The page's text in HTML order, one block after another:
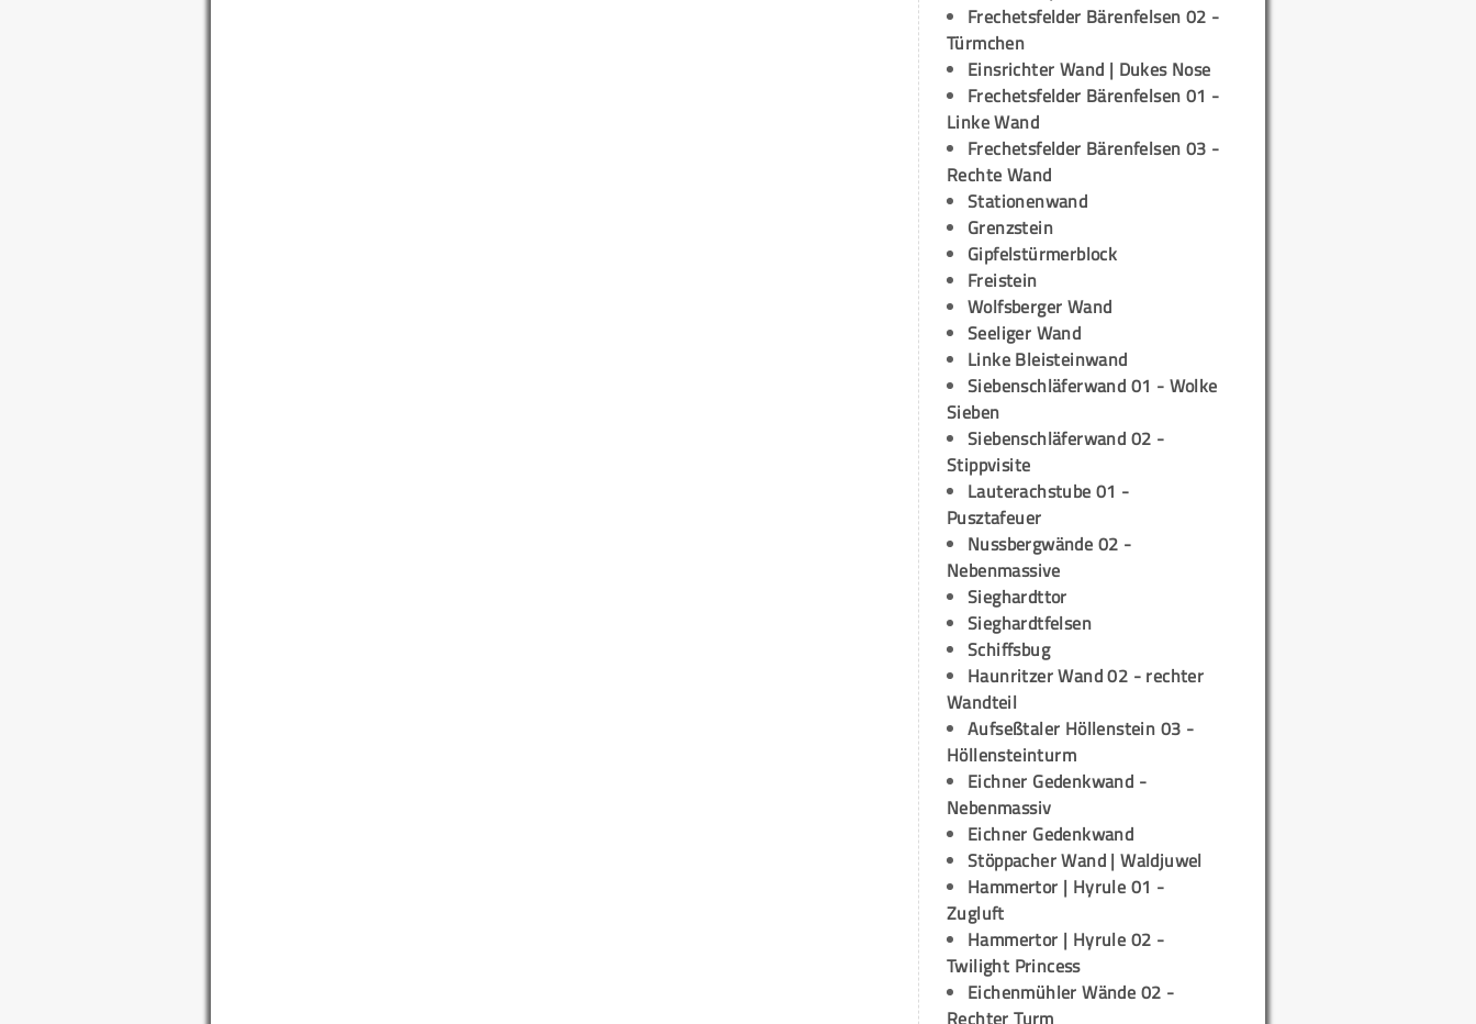
Frechetsfelder Bärenfelsen 02 -
Türmchen
Einsrichter Wand | Dukes Nose
Frechetsfelder Bärenfelsen 01 -
Linke Wand
Frechetsfelder Bärenfelsen 03 -
Rechte Wand
Stationenwand
Grenzstein
Gipfelstürmerblock
Freistein
Wolfsberger Wand
Seeliger Wand
Linke Bleisteinwand
Siebenschläferwand 01 - Wolke
Sieben
Siebenschläferwand 02 -
Stippvisite
Lauterachstube 01 -
Pusztafeuer
Nussbergwände 02 -
Nebenmassive
Sieghardttor
Sieghardtfelsen
Schiffsbug
Haunritzer Wand 02 - rechter
Wandteil
Aufseßtaler Höllenstein 03 -
Höllensteinturm
Eichner Gedenkwand -
Nebenmassiv
Eichner Gedenkwand
Stöppacher Wand | Waldjuwel
Hammertor | Hyrule 01 -
Zugluft
Hammertor | Hyrule 02 -
Twilight Princess
Eichenmühler Wände 02 -
Rechter Turm